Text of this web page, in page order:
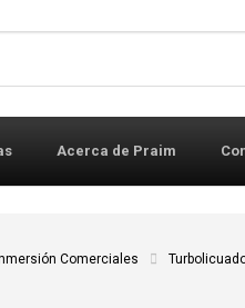
Acerca de Praim
Comerciales